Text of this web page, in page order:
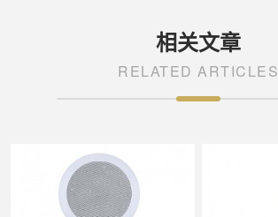
相关文章
RELATED ARTICLES